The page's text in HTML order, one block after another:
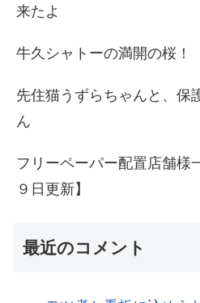
来たよ
牛久シャトーの満開の桜！
先住猫うずらちゃんと、保
ん
フリーペーパー配置店舗様
９日更新】
最近のコメント